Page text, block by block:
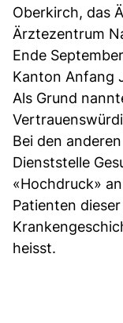
Oberkirch, das
Ärztezentrum
Ende
Kanton Anfang
Als Grund
Bei den
Dienststelle
«Hochdruck»
Patienten
heisst.